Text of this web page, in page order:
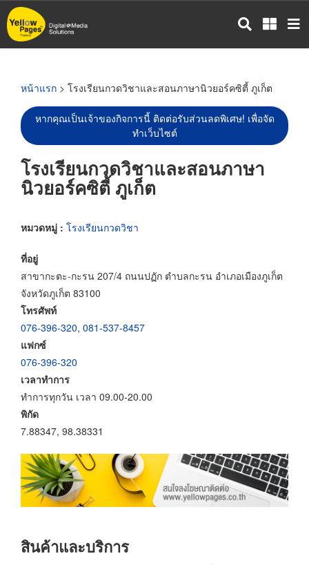
ข้าม
ไป
หน้าแรก > โรงเรียนกวดวิชาและสอนภาษานิวยอร์คซิตี้ ภูเก็ต
หากคุณเป็นเจ้าของกิจการนี้ ติดต่อรับส่วนลดพิเศษ! เพื่อจัด
ทำเว็บไซต์
โรงเรียนกวดวิชาและสอนภาษา
นิวยอร์คซิตี้ ภูเก็ต
หมวดหมู่ : โรงเรียนกวดวิชา
ที่อยู่
สาขากะตะ-กะรน 207/4 ถนนปฏัก ตำบลกะรน อำเภอเมืองภูเก็ต
จังหวัดภูเก็ต 83100
โทรศัพท์
076-396-320, 081-537-8457
แฟกซ์
076-396-320
เวลาทำการ
ทำการทุกวัน เวลา 09.00-20.00
พิกัด
7.88347, 98.38331
สินค้าและบริการ